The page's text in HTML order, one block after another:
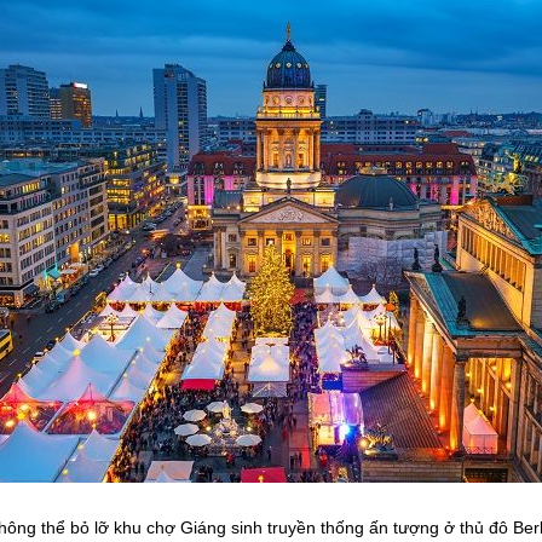
thể bỏ lỡ khu chợ Giáng sinh truyền thống ấn tượng ở thủ đô